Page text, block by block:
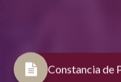
Constancia de